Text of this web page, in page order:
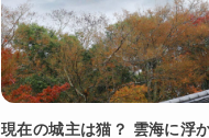
現在の城主は猫？ 雲海に浮